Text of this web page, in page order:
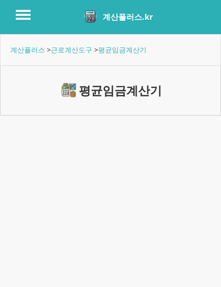
계산플러스.kr
계산플러스 >근로계산도구 >평균임금계산기
평균임금계산기